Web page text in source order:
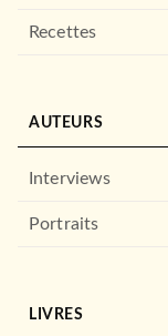
Recettes
AUTEURS
Interviews
Portraits
LIVRES